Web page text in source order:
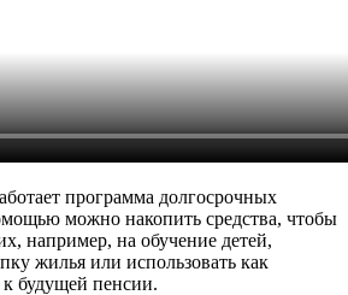
программа долгосрочных
можно накопить средства, чтобы
например, на обучение детей,
жилья или использовать как
будущей пенсии.